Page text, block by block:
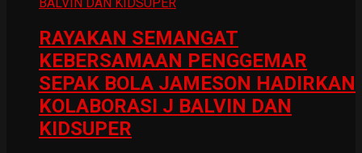
RAYAKAN SEMANGAT
KEBERSAMAAN PENGGEMAR
SEPAK BOLA JAMESON HADIRKAN
KOLABORASI J BALVIN DAN
KIDSUPER